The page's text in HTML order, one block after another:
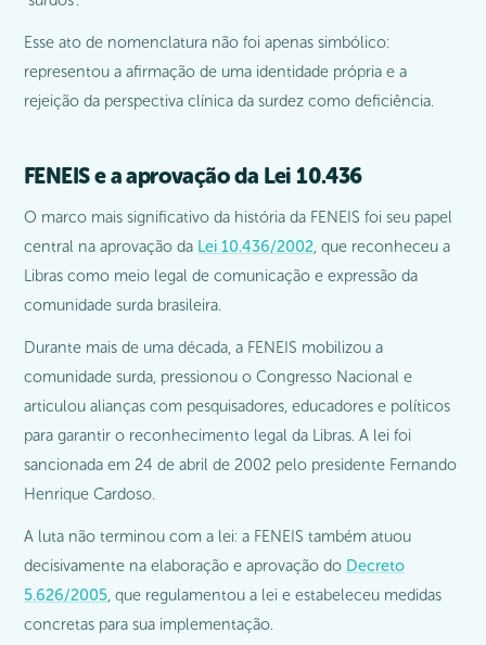
Esse ato de nomenclatura não foi apenas simbólico:
representou a afirmação de uma identidade própria e a
rejeição da perspectiva clínica da surdez como deficiência.
FENEIS e a aprovação da Lei 10.436
O marco mais significativo da história da FENEIS foi seu papel
central na aprovação da Lei 10.436/2002, que reconheceu a
Libras como meio legal de comunicação e expressão da
comunidade surda brasileira.
Durante mais de uma década, a FENEIS mobilizou a
comunidade surda, pressionou o Congresso Nacional e
articulou alianças com pesquisadores, educadores e políticos
para garantir o reconhecimento legal da Libras. A lei foi
sancionada em 24 de abril de 2002 pelo presidente Fernando
Henrique Cardoso.
A luta não terminou com a lei: a FENEIS também atuou
decisivamente na elaboração e aprovação do Decreto
5.626/2005, que regulamentou a lei e estabeleceu medidas
concretas para sua implementação.